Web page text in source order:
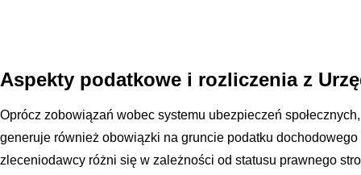
Aspekty podatkowe i rozliczenia z
Oprócz zobowiązań wobec systemu ubezpieczeń
generuje również obowiązki na gruncie podatku
zleceniodawcy różni się w zależności od statusu prawnego